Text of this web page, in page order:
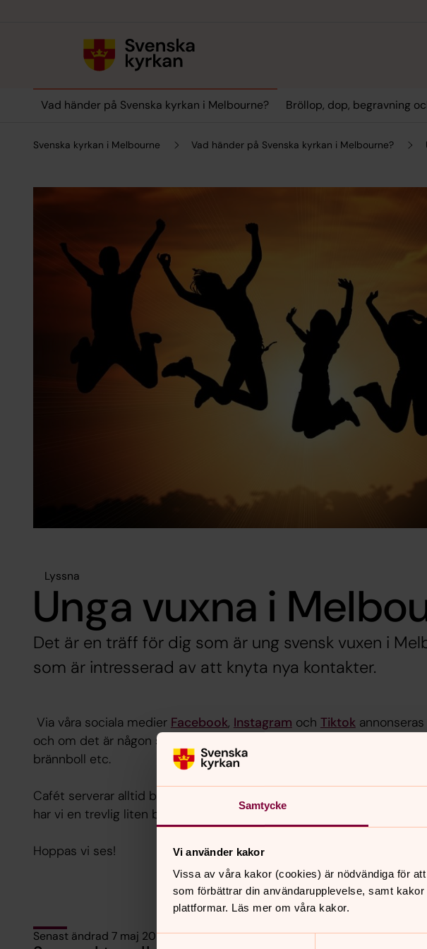
Samtycke
Vi använder kakor
Vissa av våra kakor (cookies) är nödvändiga för
som förbättrar din användarupplevelse, samt
plattformar. Läs mer om våra kakor.
Vad händer på Svenska kyrkan i Melbourne? Bröllop, dop, begravning
Svenska kyrkan i Melbourne Vad händer på Svenska kyrkan i Melbourne?
Lyssna
Unga vuxna i
Det är en träff för dig som är ung svensk vuxen i
som är intresserad av att knyta nya kontakter.
Via våra sociala medier Facebook, Instagram och Tiktok
och om det är någon särskild programpunkt som filmkväll, kubb &
brännboll etc.
Cafét serverar alltid bryggkaffe, te, kanelbullar och ibland smarriga
har vi en trevlig liten butik med bland annat svenskt godis!
Hoppas vi ses!
Senast ändrad 7 maj 2025